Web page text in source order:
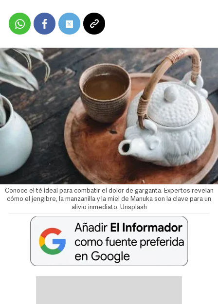
Conoce el té ideal para combatir el dolor de garganta. Expertos revelan
cómo el jengibre, la manzanilla y la miel de Manuka son la clave para un
alivio inmediato. Unsplash